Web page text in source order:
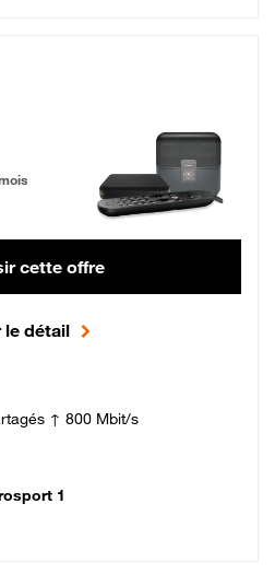
Fibre
puis 42,99 € par mois, Engagement 12 mois
cette offre
le détail
↑ 800 Mbit/s
1